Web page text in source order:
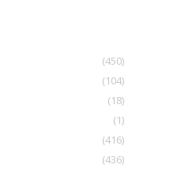
(450)
(104)
(18)
(1)
(416)
(436)